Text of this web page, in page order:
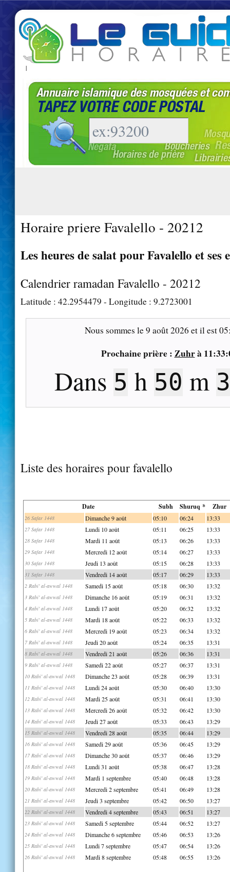
|
Horaire priere Favalello - 20212
Les heures de salat pour Favalello et ses
Calendrier ramadan Favalello - 20212
Latitude : 42.2954479 - Longitude : 9.2723001
Nous sommes le9 août 2026 et il est
Prochaine prière : Zuhrà
Dans 5 h 50 m
Liste des horaires pour favalello
Date Subh Shuruq * Zhur
26 Safar 1448 Dimanche 9 août 05:10 06:24 13:33
27 Safar 1448 Lundi 10 août 05:11 06:25 13:33
28 Safar 1448 Mardi 11 août 05:13 06:26 13:33
29 Safar 1448 Mercredi 12 août 05:14 06:27 13:33
30 Safar 1448 Jeudi 13 août 05:15 06:28 13:33
31 Safar 1448 Vendredi 14 août 05:17 06:29 13:33
2 Rabi' al-awwal 1448 Samedi 15 août 05:18 06:30 13:32
3 Rabi' al-awwal 1448 Dimanche 16 août 05:19 06:31 13:32
4 Rabi' al-awwal 1448 Lundi 17 août 05:20 06:32 13:32
5 Rabi' al-awwal 1448 Mardi 18 août 05:22 06:33 13:32
6 Rabi' al-awwal 1448 Mercredi 19 août 05:23 06:34 13:32
7 Rabi' al-awwal 1448 Jeudi 20 août 05:24 06:35 13:31
8 Rabi' al-awwal 1448 Vendredi 21 août 05:26 06:36 13:31
9 Rabi' al-awwal 1448 Samedi 22 août 05:27 06:37 13:31
10 Rabi' al-awwal 1448 Dimanche 23 août 05:28 06:39 13:31
11 Rabi' al-awwal 1448 Lundi 24 août 05:30 06:40 13:30
12 Rabi' al-awwal 1448 Mardi 25 août 05:31 06:41 13:30
13 Rabi' al-awwal 1448 Mercredi 26 août 05:32 06:42 13:30
14 Rabi' al-awwal 1448 Jeudi 27 août 05:33 06:43 13:29
15 Rabi' al-awwal 1448 Vendredi 28 août 05:35 06:44 13:29
16 Rabi' al-awwal 1448 Samedi 29 août 05:36 06:45 13:29
17 Rabi' al-awwal 1448 Dimanche 30 août 05:37 06:46 13:29
18 Rabi' al-awwal 1448 Lundi 31 août 05:38 06:47 13:28
19 Rabi' al-awwal 1448 Mardi 1 septembre 05:40 06:48 13:28
20 Rabi' al-awwal 1448 Mercredi 2 septembre 05:41 06:49 13:28
21 Rabi' al-awwal 1448 Jeudi 3 septembre 05:42 06:50 13:27
22 Rabi' al-awwal 1448 Vendredi 4 septembre 05:43 06:51 13:27
23 Rabi' al-awwal 1448 Samedi 5 septembre 05:44 06:52 13:27
24 Rabi' al-awwal 1448 Dimanche 6 septembre 05:46 06:53 13:26
25 Rabi' al-awwal 1448 Lundi 7 septembre 05:47 06:54 13:26
26 Rabi' al-awwal 1448 Mardi 8 septembre 05:48 06:55 13:26